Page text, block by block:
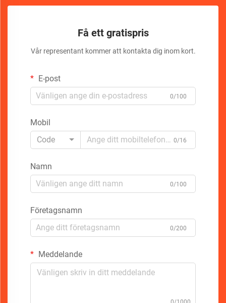
Få ett gratispris
Vår representant kommer att kontakta dig inom kort.
E-post
0/100
Mobil
Code
0/16
Namn
0/100
Företagsnamn
0/200
Meddelande